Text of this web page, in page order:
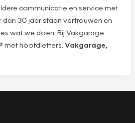
communicatie en service met
30 jaar staan vertrouwen en
wat we doen. Bij Vakgarage
met hoofdletters. Vakgarage,